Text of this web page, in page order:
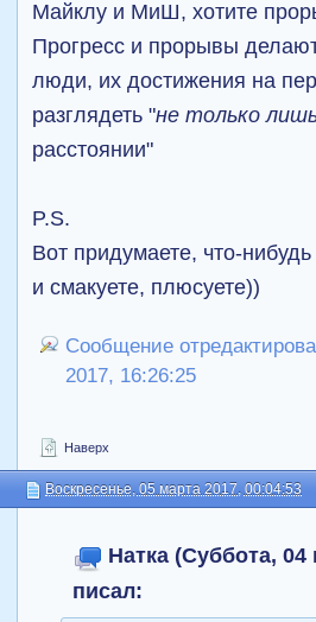
Майклу и МиШ, хотите
Прогресс и прорывы
люди, их достижения на
разглядеть "не только
расстоянии"
P.S.
Вот придумаете, что-
и смакуете, плюсуете))
Сообщение
2017, 16:26:25
Наверх
Воскресенье, 05 марта 2017, 00:04:53
Натка (Суббота, 04
писал: